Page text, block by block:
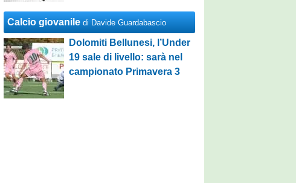
Calcio giovanile di Davide Guardabascio
Dolomiti Bellunesi, l’Under
19 sale di livello: sarà nel
campionato Primavera 3